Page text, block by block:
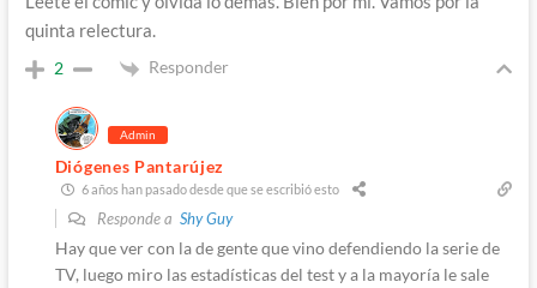
quinta relectura.
2 Responder
Admin
Diógenes Pantarújez
6 años han pasado desde que se escribió esto
Responde a Shy Guy
Hay que ver con la de gente que vino defendiendo la serie de
TV, luego miro las estadísticas del test y a la mayoría le sale